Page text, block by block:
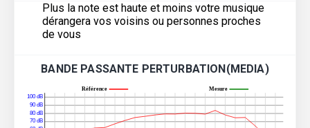
Plus la note est haute et moins votre musique
dérangera vos voisins ou personnes proches
de vous
BANDE PASSANTE PERTURBATION(MEDIA)